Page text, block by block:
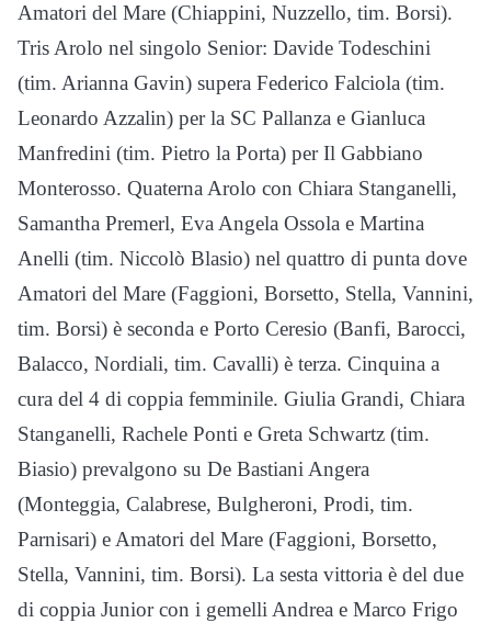
Amatori del Mare (Chiappini, Nuzzello, tim. Borsi).
Tris Arolo nel singolo Senior: Davide Todeschini
(tim. Arianna Gavin) supera Federico Falciola (tim.
Leonardo Azzalin) per la SC Pallanza e Gianluca
Manfredini (tim. Pietro la Porta) per Il Gabbiano
Monterosso. Quaterna Arolo con Chiara Stanganelli,
Samantha Premerl, Eva Angela Ossola e Martina
Anelli (tim. Niccolò Blasio) nel quattro di punta dove
Amatori del Mare (Faggioni, Borsetto, Stella, Vannini,
tim. Borsi) è seconda e Porto Ceresio (Banfi, Barocci,
Balacco, Nordiali, tim. Cavalli) è terza. Cinquina a
cura del 4 di coppia femminile. Giulia Grandi, Chiara
Stanganelli, Rachele Ponti e Greta Schwartz (tim.
Biasio) prevalgono su De Bastiani Angera
(Monteggia, Calabrese, Bulgheroni, Prodi, tim.
Parnisari) e Amatori del Mare (Faggioni, Borsetto,
Stella, Vannini, tim. Borsi). La sesta vittoria è del due
di coppia Junior con i gemelli Andrea e Marco Frigo